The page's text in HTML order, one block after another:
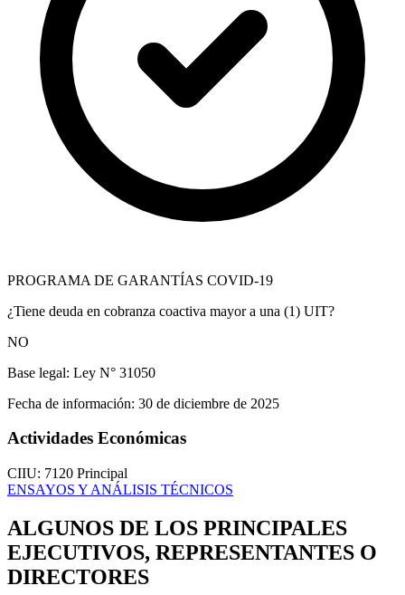
PROGRAMA DE GARANTÍAS COVID-19
¿Tiene deuda en cobranza coactiva mayor a una (1) UIT?
NO
Base legal: Ley N° 31050
Fecha de información: 30 de diciembre de 2025
Actividades Económicas
CIIU: 7120 Principal
ENSAYOS Y ANÁLISIS TÉCNICOS
ALGUNOS DE LOS PRINCIPALES
EJECUTIVOS, REPRESENTANTES O
DIRECTORES